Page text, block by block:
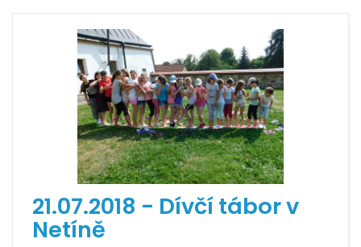
21.07.2018 - Dívčí tábor v
Netíně